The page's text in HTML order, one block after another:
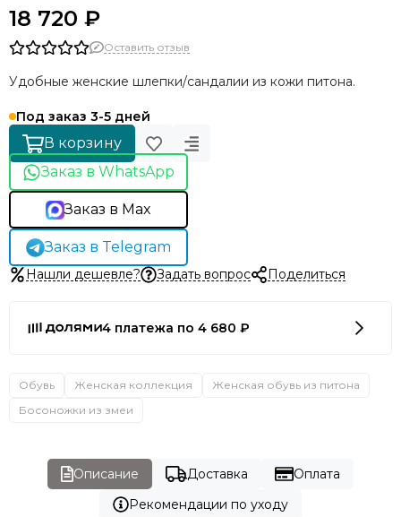
18 720 ₽
Оставить отзыв
Удобные женские шлепки/сандалии из кожи питона.
Под заказ 3-5 дней
В корзину
Заказ в WhatsApp
Заказ в Max
Заказ в Telegram
Нашли дешевле? Задать вопрос Поделиться
4 платежа по 4 680 ₽
Обувь Женская коллекция
Женская обувь из питона
Босоножки из змеи
Описание Доставка
Оплата
Рекомендации по уходу